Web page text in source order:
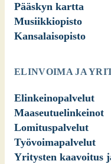
Pääskyn kartta
Musiikkiopisto
Kansalaisopisto
ELINVOIMA JA
Elinkeinopalvelut
Maaseutuelinkeinot
Lomituspalvelut
Työvoimapalvelut
Yritysten kaavoitus